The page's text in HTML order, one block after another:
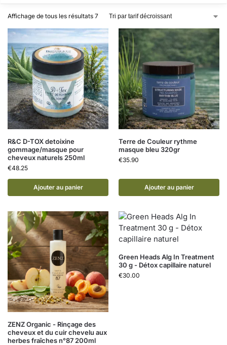
Affichage de tous les résultats 7
R&C D-TOX detoixine
gommage/masque pour
cheveux naturels 250ml
€48.25
Ajouter au panier
Terre de Couleur rythme
masque bleu 320gr
€35.90
Ajouter au panier
ZENZ Organic - Rinçage des
cheveux et du cuir chevelu aux
herbes fraîches n°87 200ml
Green Heads Alg In Treatment
30 g - Détox capillaire naturel
€30.00